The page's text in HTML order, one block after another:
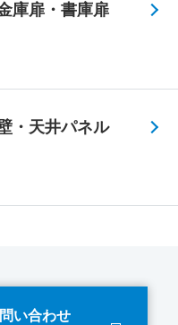
庫扉・書庫扉
・天井パネル
い合わせ